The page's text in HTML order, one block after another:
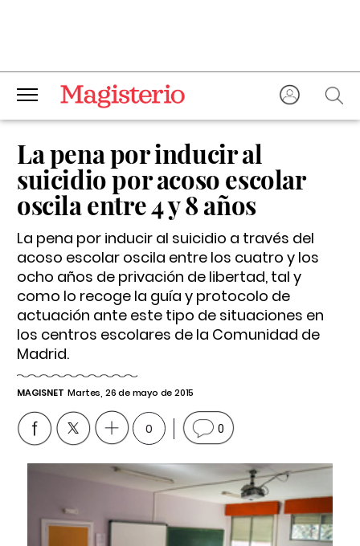
La pena por inducir al
suicidio por acoso escolar
oscila entre 4 y 8 años
La pena por inducir al suicidio a través del
acoso escolar oscila entre los cuatro y los
ocho años de privación de libertad, tal y
como lo recoge la guía y protocolo de
actuación ante este tipo de situaciones en
los centros escolares de la Comunidad de
Madrid.
MAGISNET Martes, 26 de mayo de 2015
0 0